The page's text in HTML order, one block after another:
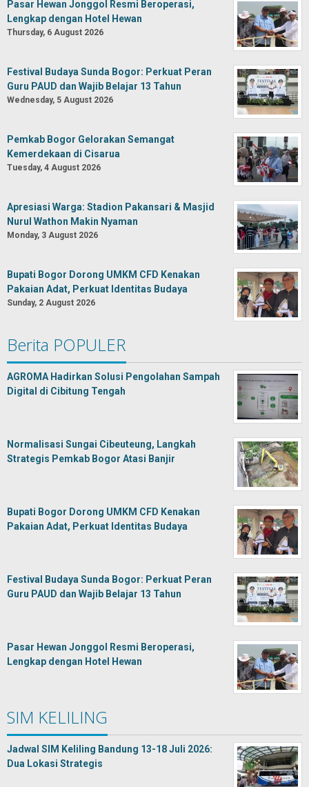
Pasar Hewan Jonggol Resmi Beroperasi,
Lengkap dengan Hotel Hewan
Thursday, 6 August 2026
Festival Budaya Sunda Bogor: Perkuat Peran
Guru PAUD dan Wajib Belajar 13 Tahun
Wednesday, 5 August 2026
Pemkab Bogor Gelorakan Semangat
Kemerdekaan di Cisarua
Tuesday, 4 August 2026
Apresiasi Warga: Stadion Pakansari & Masjid
Nurul Wathon Makin Nyaman
Monday, 3 August 2026
Bupati Bogor Dorong UMKM CFD Kenakan
Pakaian Adat, Perkuat Identitas Budaya
Sunday, 2 August 2026
Berita POPULER
AGROMA Hadirkan Solusi Pengolahan Sampah
Digital di Cibitung Tengah
Normalisasi Sungai Cibeuteung, Langkah
Strategis Pemkab Bogor Atasi Banjir
Bupati Bogor Dorong UMKM CFD Kenakan
Pakaian Adat, Perkuat Identitas Budaya
Festival Budaya Sunda Bogor: Perkuat Peran
Guru PAUD dan Wajib Belajar 13 Tahun
Pasar Hewan Jonggol Resmi Beroperasi,
Lengkap dengan Hotel Hewan
SIM KELILING
Jadwal SIM Keliling Bandung 13-18 Juli 2026:
Dua Lokasi Strategis